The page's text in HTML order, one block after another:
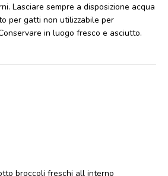
Lasciare sempre a disposizione acqua
per gatti non utilizzabile per
in luogo fresco e asciutto.
broccoli freschi all interno